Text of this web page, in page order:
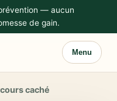
— aucun
de gain.
Menu
caché